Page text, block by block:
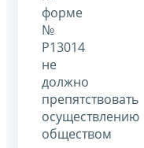
форме
№
Р13014
не
должно
препятствовать
осуществлению
обществом